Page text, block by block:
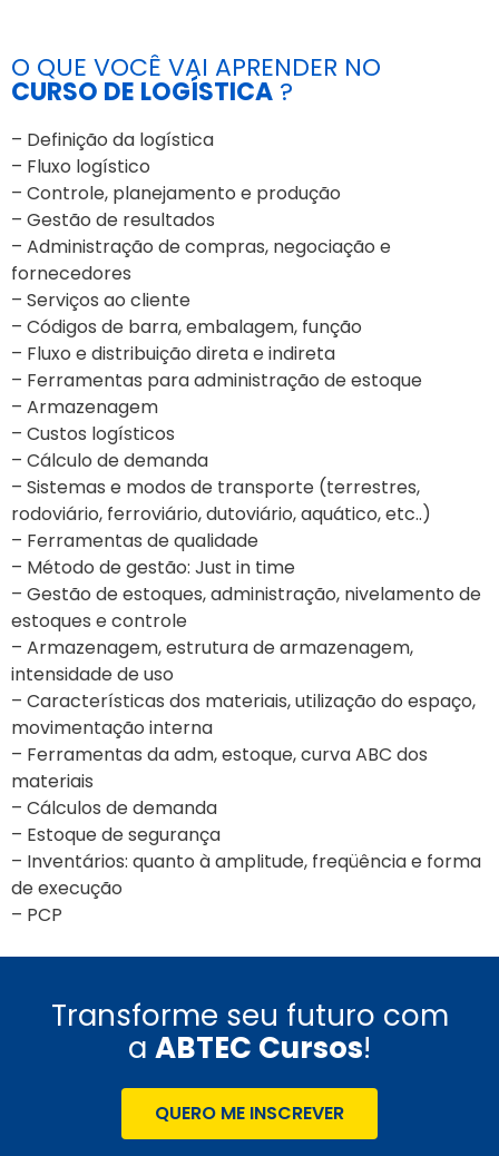
O QUE VOCÊ VAI APRENDER NO
CURSO DE LOGÍSTICA ?
– Definição da logística
– Fluxo logístico
– Controle, planejamento e produção
– Gestão de resultados
– Administração de compras, negociação e
fornecedores
– Serviços ao cliente
– Códigos de barra, embalagem, função
– Fluxo e distribuição direta e indireta
– Ferramentas para administração de estoque
– Armazenagem
– Custos logísticos
– Cálculo de demanda
– Sistemas e modos de transporte (terrestres,
rodoviário, ferroviário, dutoviário, aquático, etc..)
– Ferramentas de qualidade
– Método de gestão: Just in time
– Gestão de estoques, administração, nivelamento de
estoques e controle
– Armazenagem, estrutura de armazenagem,
intensidade de uso
– Características dos materiais, utilização do espaço,
movimentação interna
– Ferramentas da adm, estoque, curva ABC dos
materiais
– Cálculos de demanda
– Estoque de segurança
– Inventários: quanto à amplitude, freqüência e forma
de execução
– PCP
Transforme seu futuro com
a ABTEC Cursos!
QUERO ME INSCREVER